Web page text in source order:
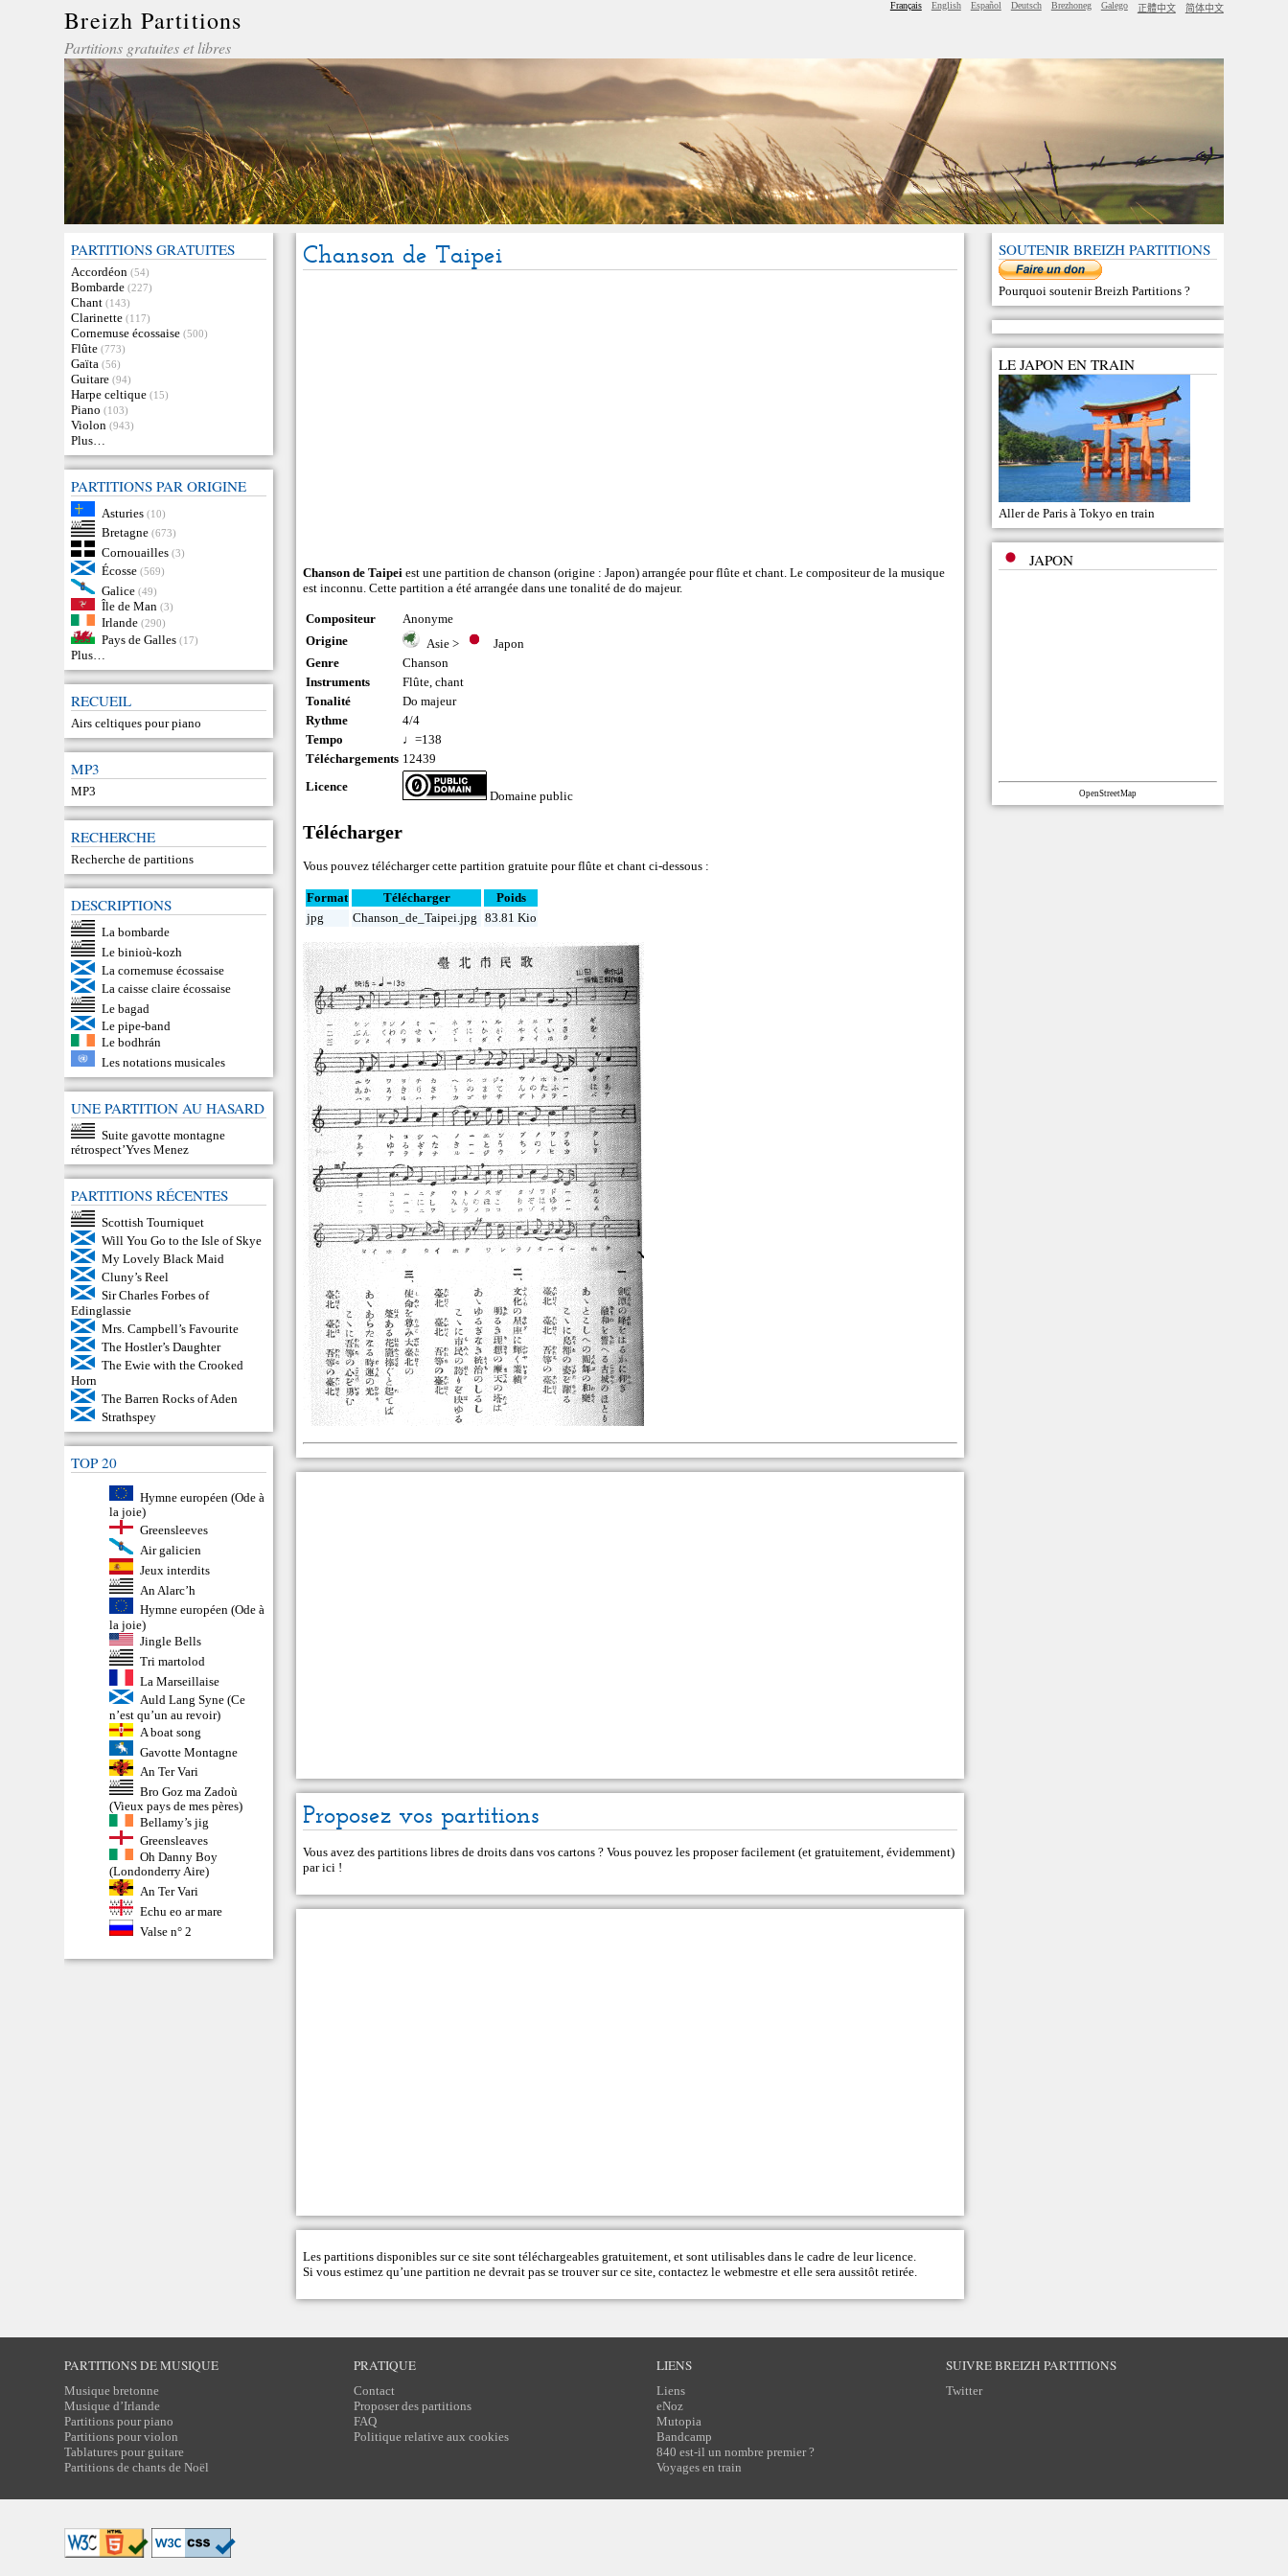
Breizh Partitions
Partitions gratuites et libres
Français English Español Deutsch Brezhoneg Galego 正體中文 简体中文
PARTITIONS GRATUITES
Accordéon (54)
Bombarde (227)
Chant (143)
Clarinette (117)
Cornemuse écossaise (500)
Flûte (773)
Gaïta (56)
Guitare (94)
Harpe celtique (15)
Piano (103)
Violon (943)
Plus…
PARTITIONS PAR ORIGINE
Asturies (10)
Bretagne (673)
Cornouailles (3)
Écosse (569)
Galice (49)
Île de Man (3)
Irlande (290)
Pays de Galles (17)
Plus…
RECUEIL
Airs celtiques pour piano
MP3
MP3
RECHERCHE
Recherche de partitions
DESCRIPTIONS
La bombarde
Le binioù-kozh
La cornemuse écossaise
La caisse claire écossaise
Le bagad
Le pipe-band
Le bodhrán
Les notations musicales
UNE PARTITION AU HASARD
Suite gavotte montagne
rétrospect’Yves Menez
PARTITIONS RÉCENTES
Scottish Tourniquet
Will You Go to the Isle of Skye
My Lovely Black Maid
Cluny’s Reel
Sir Charles Forbes of
Edinglassie
Mrs. Campbell’s Favourite
The Hostler’s Daughter
The Ewie with the Crooked
Horn
The Barren Rocks of Aden
Strathspey
TOP 20
Hymne européen (Ode à
la joie)
Greensleeves
Air galicien
Jeux interdits
An Alarc’h
Hymne européen (Ode à
la joie)
Jingle Bells
Tri martolod
La Marseillaise
Auld Lang Syne (Ce
n’est qu’un au revoir)
A boat song
Gavotte Montagne
An Ter Vari
Bro Goz ma Zadoù
(Vieux pays de mes pères)
Bellamy’s jig
Greensleaves
Oh Danny Boy
(Londonderry Aire)
An Ter Vari
Echu eo ar mare
Valse n° 2
Chanson de Taipei
Chanson de Taipei est une partition de chanson (origine : Japon) arrangée pour flûte et chant. Le compositeur de la musique
est inconnu. Cette partition a été arrangée dans une tonalité de do majeur.
Compositeur
Anonyme
Origine
Asie>
Japon
Genre
Chanson
Instruments
Flûte ,chant
Tonalité
Do majeur
Rythme
4/4
Tempo
♩=138
Téléchargements 12439
Licence
Domaine public
Télécharger
Vous pouvez télécharger cette partition gratuite pour flûte et chant ci-dessous :
Format Télécharger
Poids
jpg
Chanson_de_Taipei.jpg 83.81 Kio
Proposez vos partitions
Vous avez des partitions libres de droits dans vos cartons ? Vous pouvez les proposer facilement (et gratuitement, évidemment)
par ici !
Les partitions disponibles sur ce site sont téléchargeables gratuitement, et sont utilisables dans le cadre de leur licence.
Si vous estimez qu’une partition ne devrait pas se trouver sur ce site, contactez lewebmestre et elle sera aussitôt retirée.
SOUTENIR BREIZH PARTITIONS
Pourquoi soutenir Breizh Partitions ?
LE JAPON EN TRAIN
Aller de Paris à Tokyo en train
JAPON
OpenStreetMap
PARTITIONS DE MUSIQUE
Musique bretonne
Musique d’Irlande
Partitions pour piano
Partitions pour violon
Tablatures pour guitare
Partitions de chants de Noël
PRATIQUE
Contact
Proposer des partitions
FAQ
Politique relative aux cookies
LIENS
Liens
eNoz
Mutopia
Bandcamp
840 est-il un nombre premier ?
Voyages en train
SUIVRE BREIZH PARTITIONS
Twitter